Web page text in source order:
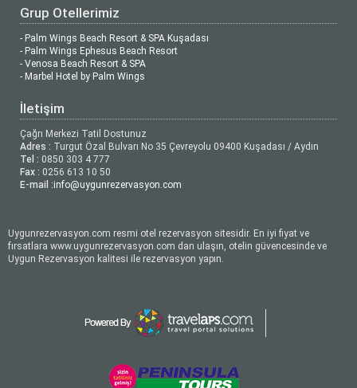
Grup Otellerimiz
- Palm Wings Beach Resort & SPA Kuşadası
- Palm Wings Ephesus Beach Resort
- Venosa Beach Resort & SPA
- Marbel Hotel by Palm Wings
İletişim
Çağrı Merkezi Tatil Dostunuz
Adres : Turgut Özal Bulvarı No 35 Çevreyolu 09400 Kuşadası / Aydın
Tel : 0850 303 4 777
Fax : 0256 613 10 50
E-mail :info@uygunrezervasyon.com
Uygunrezervasyon.com resmi otel rezervasyon sitesidir. En iyi fiyat ve
fırsatlara www.uygunrezervasyon.com dan ulaşın, otelin güvencesinde ve
Uygun Rezervasyon kalitesi ile rezervasyon yapın.